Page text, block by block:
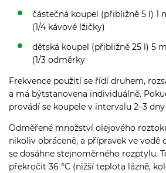
částečná koupel (přibližně 5 l) 1
(1/4 kávové lžičky)
dětská koupel (přibližně 25 l) 5
(1/3 odměrky
Frekvence použití se řídí druhem,
a má býtstanovena individuálně.
provádí se koupele v intervalu 2–3
Odměřené množství olejového
nikoliv obráceně, a přípravek ve vodě
se dosáhne stejnoměrného rozptylu.
překročit 36 °C (nižší teplota lázně,